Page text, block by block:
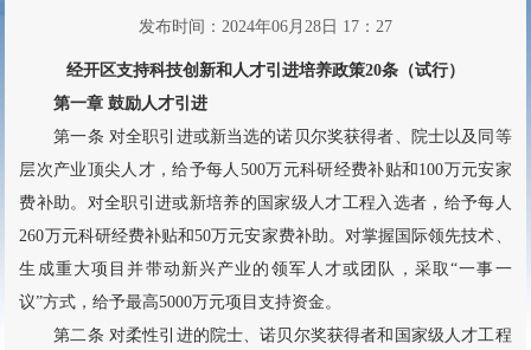
发布时间：2024年06月28日 17：27
经开区支持科技创新和人才引进培养政策20条（试行）
第一章 鼓励人才引进
第一条 对全职引进或新当选的诺贝尔奖获得者、院士以及同等
层次产业顶尖人才，给予每人500万元科研经费补贴和100万元安家
费补助。对全职引进或新培养的国家级人才工程入选者，给予每人
260万元科研经费补贴和50万元安家费补助。对掌握国际领先技术、
生成重大项目并带动新兴产业的领军人才或团队，采取“一事一
议”方式，给予最高5000万元项目支持资金。
第二条 对柔性引进的院士、诺贝尔奖获得者和国家级人才工程